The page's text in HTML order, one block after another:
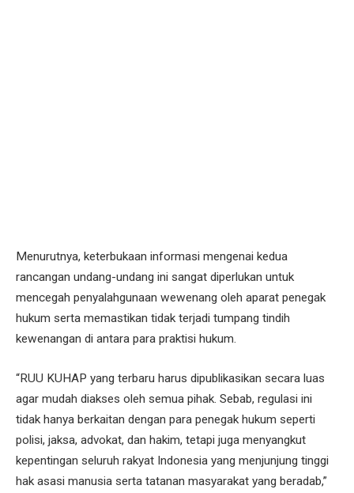
Menurutnya, keterbukaan informasi mengenai kedua
rancangan undang-undang ini sangat diperlukan untuk
mencegah penyalahgunaan wewenang oleh aparat penegak
hukum serta memastikan tidak terjadi tumpang tindih
kewenangan di antara para praktisi hukum.
“RUU KUHAP yang terbaru harus dipublikasikan secara luas
agar mudah diakses oleh semua pihak. Sebab, regulasi ini
tidak hanya berkaitan dengan para penegak hukum seperti
polisi, jaksa, advokat, dan hakim, tetapi juga menyangkut
kepentingan seluruh rakyat Indonesia yang menjunjung tinggi
hak asasi manusia serta tatanan masyarakat yang beradab,”